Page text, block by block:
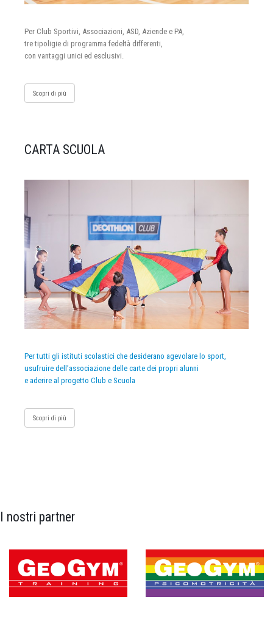
Per Club Sportivi, Associazioni, ASD, Aziende e PA,
tre tipoligie di programma fedeltà differenti,
con vantaggi unici ed esclusivi.
Scopri di più
CARTA SCUOLA
Per tutti gli istituti scolastici che desiderano agevolare lo sport,
usufruire dell’associazione delle carte dei propri alunni
e aderire al progetto Club e Scuola
Scopri di più
I nostri partner